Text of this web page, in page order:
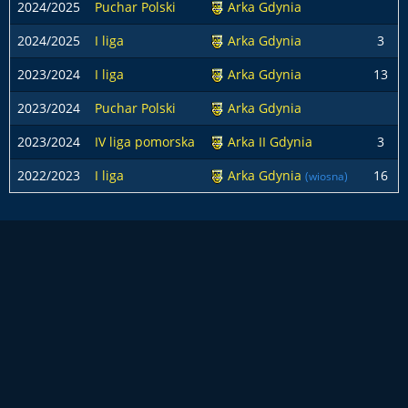
2024/2025 Puchar Polski
Arka Gdynia
2024/2025
I liga Arka Gdynia
3
2023/2024
I liga Arka Gdynia
13
2023/2024
Puchar Polski
Arka Gdynia
2023/2024
IV liga pomorska Arka II Gdynia
3
2022/2023
I liga Arka Gdynia (wiosna) 16